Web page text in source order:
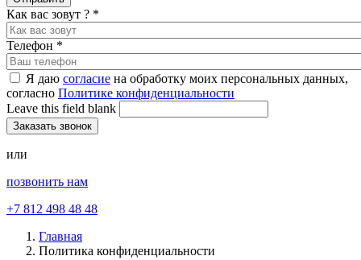
Как вас зовут ? *
Телефон *
Я даю согласие на обработку моих персональных данных,
согласно Политике конфиденциальности
Leave this field blank
или
позвонить нам
+7 812 498 48 48
Главная
Политика конфиденциальности